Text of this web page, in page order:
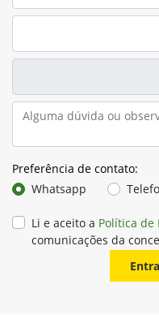
Preferência de contato:
Whatsapp
Li e aceito a Política de
comunicações da